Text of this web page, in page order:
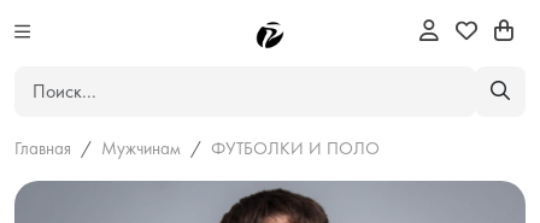
Главная Мужчинам ФУТБОЛКИ И ПОЛО